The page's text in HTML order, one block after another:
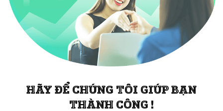
HÃY ĐỂ CHÚNG TÔI GIÚP BẠN
THÀNH CÔNG !